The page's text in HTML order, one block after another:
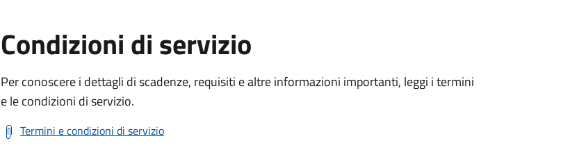
Condizioni di servizio
Per conoscere i dettagli di scadenze, requisiti e altre informazioni importanti, leggi i termini
e le condizioni di servizio.
Termini e condizioni di servizio